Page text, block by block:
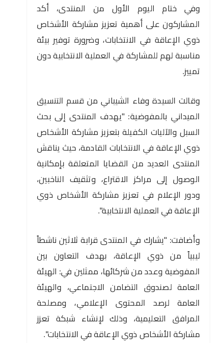
وفي ختام اليوم الأول من المنتدى، أكد
المشاركون على أهمية تعزيز مشاركة الأشخاص
ذوي الإعاقة في الانتخابات، وضرورة توفير بيئة
مناسبة لهم للمشاركة في العملية الانتخابية دون
تمييز.
وقالت السيدة وفاء الشيباني من قسم التنسيق
الميداني بالمفوضية: "يهدف المنتدى إلى بحث
السبل والآليات الكفيلة بتعزيز مشاركة الأشخاص
ذوي الإعاقة في الانتخابات القادمة، حيث يناقش
المنتدى العديد من القضايا المتعلقة بإمكانية
الوصول إلى مراكز الاقتراع، وتثقيف الناخبين،
ودور الإعلام في تعزيز مشاركة الأشخاص ذوي
الإعاقة في العملية الانتخابية".
وأضافت: "يشارك في المنتدى قرابة ثلاثين ناشطاً
ليبياً من ذوي الإعاقة، بهدف التعاون بين
المفوضية وعدد من شركائها، ممثلين في: الهيئة
العامة لصندوق التضامن الاجتماعي، والهيئة
العامة لرصد المحتوى الإعلامي، ومصلحة
المرافق التعليمية، وذلك لإنشاء شبكة تعزز
مشاركة الأشخاص ذوي الإعاقة في الانتخابات".